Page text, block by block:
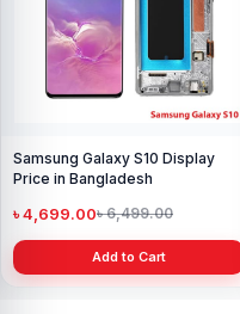
Samsung Galaxy S10 Display
Price in Bangladesh
৳ 4,699.00৳ 6,499.00
Add to Cart